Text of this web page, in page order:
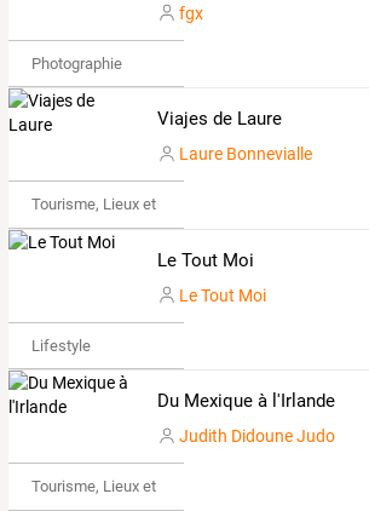
fgx
Photographie
Viajes de Laure
Laure Bonnevialle
Tourisme, Lieux et Événements
Le Tout Moi
Le Tout Moi
Lifestyle
Du Mexique à l'Irlande
Judith Didoune Judo
Tourisme, Lieux et Événements